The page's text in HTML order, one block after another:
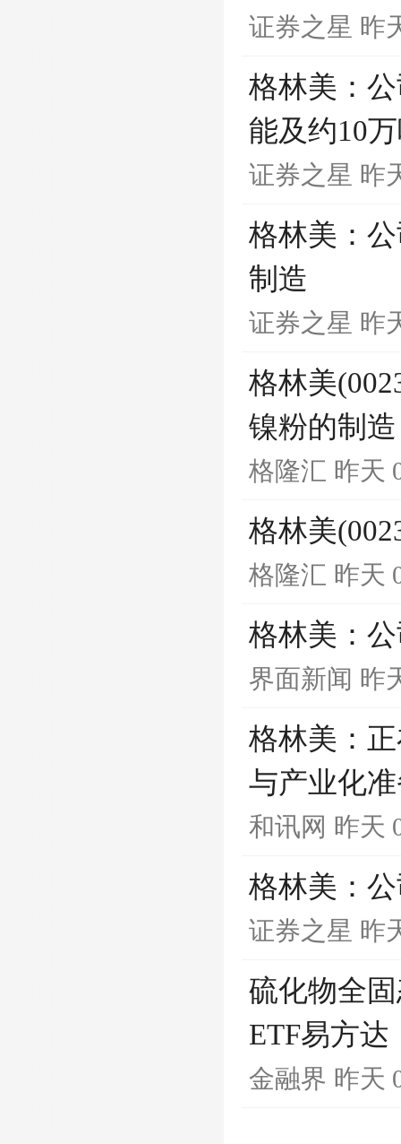
证券之星 昨
格林美：
能及约10
证券之星 昨
格林美：
制造
证券之星 昨
格林美
镍粉的制造
格隆汇 昨天
格林美
格隆汇 昨天
格林美：
界面新闻 昨
格林美：
与产业化
和讯网 昨天
格林美：
证券之星 昨
硫化物全
ETF易方达
金融界 昨天